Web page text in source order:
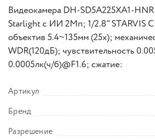
Видеокамера DH-SD5A225XA1-
Starlight с ИИ 2Mп; 1/2.8" STARVIS
объектив 5.4~135мм (25x);
WDR(120дБ); чувствительность
0.0005лк(ч/б)@F1.6; сжатие:
Артикул
Бренд
Разрешение